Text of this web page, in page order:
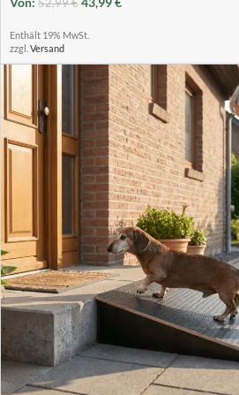
52,99€
Enthält 19% MwSt.
zzgl. Versand